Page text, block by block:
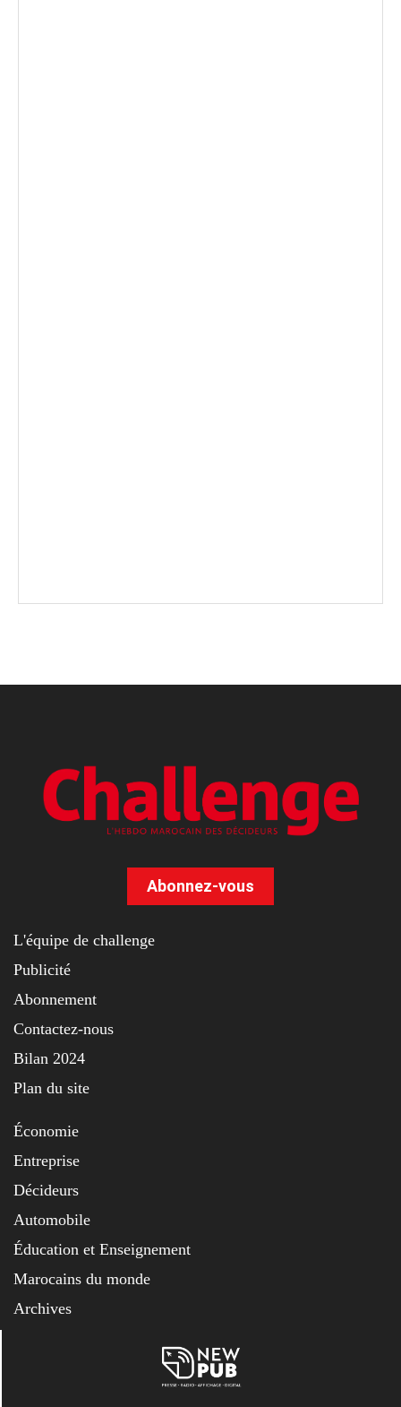
Abonnez-vous
L'équipe de challenge
Publicité
Abonnement
Contactez-nous
Bilan 2024
Plan du site
Économie
Entreprise
Décideurs
Automobile
Éducation et Enseignement
Marocains du monde
Archives